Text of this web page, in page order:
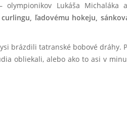
Lukáša Michaláka
ľadovému hokeju,
brázdili tatranské bobové dráhy.
obliekali, alebo ako to asi v